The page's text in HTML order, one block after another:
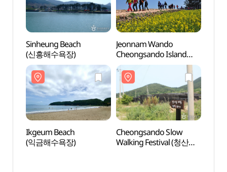
Sinheung Beach
(신흥해수욕장)
Jeonnam Wando
Cheongsando Island
(Cittaslow) (전남 완도
청산도 [슬로시티])
Ikgeum Beach
(익금해수욕장)
Cheongsando Slow
Walking Festival (청산도